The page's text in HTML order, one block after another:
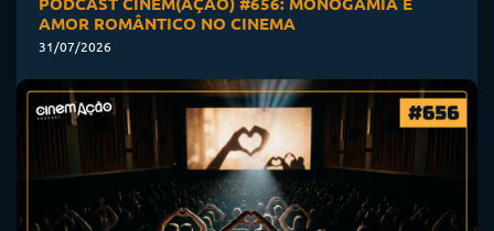
AMOR ROMÂNTICO NO CINEMA
31/07/2026